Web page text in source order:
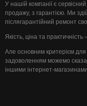
У нашій компанії є
продажу, з гарантією. Ми
післягарантійний ремонт
Якість, ціна та
Але основним критерієм для
задоволенням можемо
іншими інтернет-